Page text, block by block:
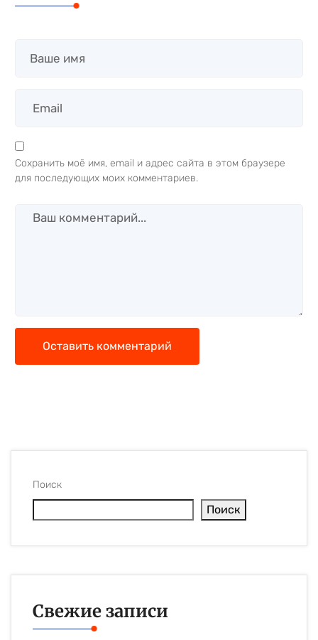
Сохранить моё имя, email и адрес сайта в этом браузере
для последующих моих комментариев.
Оставить комментарий
Поиск
Поиск
Свежие записи